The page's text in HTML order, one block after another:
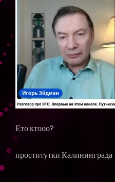
Ето ктооо?
проститутки Калининграда